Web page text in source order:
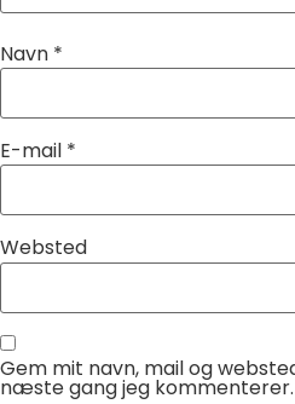
Navn *
E-mail *
Websted
Gem mit navn, mail og
næste gang jeg kommenterer.